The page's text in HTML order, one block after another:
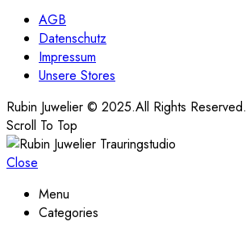
AGB
Datenschutz
Impressum
Unsere Stores
Rubin Juwelier © 2025.All Rights Reserved.
Scroll To Top
Close
Menu
Categories